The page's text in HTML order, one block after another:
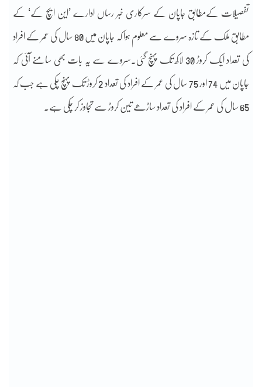
تفصیلات کےمطابق جاپان کے سرکاری خبر رساں ادارے ’این ایچ کے‘ کے
مطابق ملک کے تازہ سروے سے معلوم ہوا کہ جاپان میں 80 سال کی عمر کے افراد
کی تعداد ایک کروڑ 30 لاکھ تک پہنچ گئی۔سروے سے یہ بات بھی سامنے آئی کہ
جاپان میں 74 اور 75 سال کی عمر کے افراد کی تعداد 2 کروڑ تک پہنچ چکی ہے جب کہ
65 سال کی عمر کے افراد کی تعداد ساڑھے تین کروڑ سے تجاوز کر چکی ہے۔